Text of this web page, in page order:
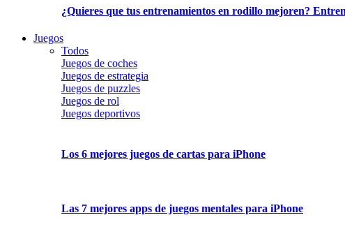
¿Quieres que tus entrenamientos en rodillo mejoren?
Juegos
Todos
Juegos de coches
Juegos de estrategia
Juegos de puzzles
Juegos de rol
Juegos deportivos
Los 6 mejores juegos de cartas para iPhone
Las 7 mejores apps de juegos mentales para iPhone